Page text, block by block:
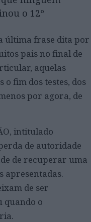
o 12º
última frase dita por
pais no final de
aquelas
fim dos testes, dos
por agora, de
intitulado
de autoridade
de recuperar uma
apresentadas.
de ser
quando o